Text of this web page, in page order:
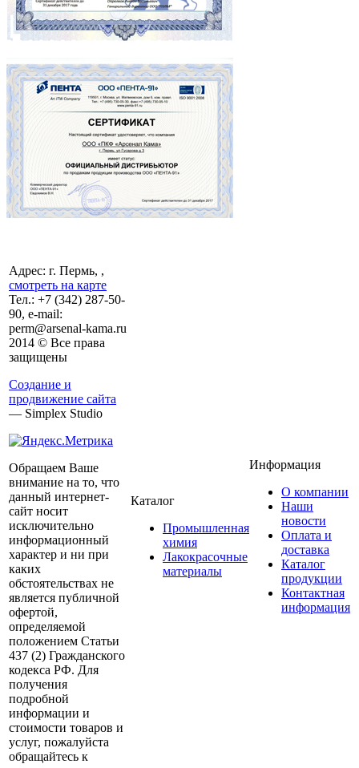
Адрес: г. Пермь, ,
смотреть на карте
Тел.: +7 (342) 287-50-
90, e-mail:
perm@arsenal-kama.ru
2014 © Все права
защищены
Создание и
продвижение сайта
— Simplex Studio
Обращаем Ваше
внимание на то, что
данный интернет-
сайт носит
исключительно
информационный
характер и ни при
каких
обстоятельствах не
является публичной
офертой,
определяемой
положением Статьи
437 (2) Гражданского
кодекса РФ. Для
получения
подробной
информации и
стоимости товаров и
услуг, пожалуйста
обращайтесь к
Каталог
Промышленная
химия
Лакокрасочные
материалы
Информация
О компании
Наши
новости
Оплата и
доставка
Каталог
продукции
Контактная
информация